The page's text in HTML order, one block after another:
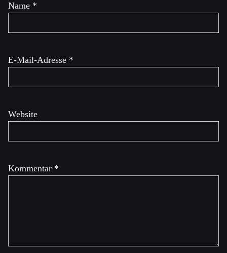
Kommentar *
Name *
E-Mail-Adresse *
Website